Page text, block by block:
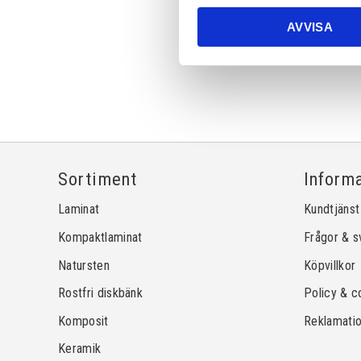
AVVISA
Sortiment
Laminat
Kompaktlaminat
Natursten
Rostfri diskbänk
Komposit
Keramik
Kundtjänst
Frågor &
Köpvillkor
Policy &